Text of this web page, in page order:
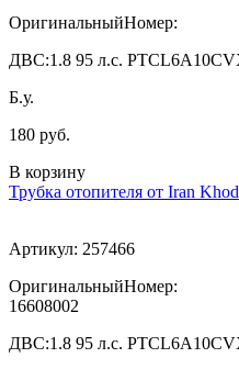
ОригинальныйНомер:
ДВС:1.8 95 л.с.
Б.у.
180 руб.
В корзину
Трубка отопителя от Iran
Артикул: 257466
ОригинальныйНомер:
16608002
ДВС:1.8 95 л.с.